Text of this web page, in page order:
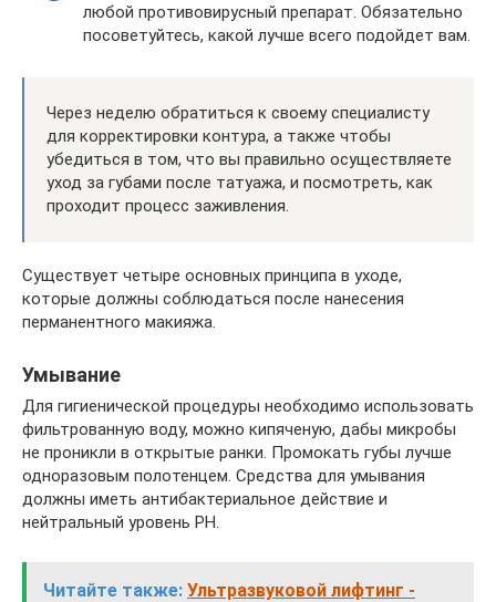
любой противовирусный препарат. Обязательно
посоветуйтесь, какой лучше всего подойдет вам.
Через неделю обратиться к своему специалисту
для корректировки контура, а также чтобы
убедиться в том, что вы правильно осуществляете
уход за губами после татуажа, и посмотреть, как
проходит процесс заживления.
Существует четыре основных принципа в уходе,
которые должны соблюдаться после нанесения
перманентного макияжа.
Умывание
Для гигиенической процедуры необходимо использовать
фильтрованную воду, можно кипяченую, дабы микробы
не проникли в открытые ранки. Промокать губы лучше
одноразовым полотенцем. Средства для умывания
должны иметь антибактериальное действие и
нейтральный уровень PH.
Читайте также: Ультразвуковой лифтинг -